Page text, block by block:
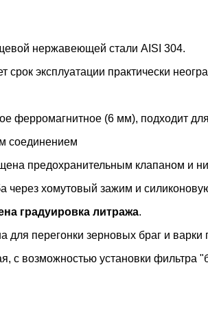
нержавеющей стали AISI 304.
эксплуатации практически
ферромагнитное (6 мм), подходит
соединением
предохранительным клапаном и
через хомутовый зажим и
градуировка литража.
для перегонки зерновых браг и варки
с возможностью установки фильтра